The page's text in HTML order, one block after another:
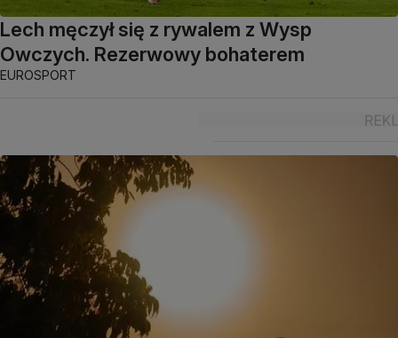
Lech męczył się z rywalem z Wysp
Owczych. Rezerwowy bohaterem
EUROSPORT